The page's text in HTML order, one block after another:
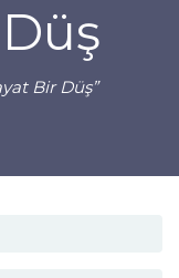
Bir Düş”